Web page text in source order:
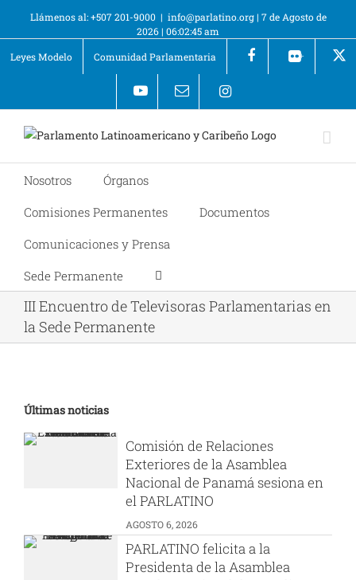
Llámenos al: +507 201-9000 | info@parlatino.org| 7 de Agosto de
2026| 06:02:45 am
Leyes Modelo
Comunidad Parlamentaria +
Nosotros
Órganos
Comisiones Permanentes
Documentos
Comunicaciones y Prensa
Sede Permanente
III Encuentro de Televisoras Parlamentarias en
la Sede Permanente
Últimas noticias
Comisión de Relaciones
Exteriores de la Asamblea
Nacional de Panamá sesiona en
el PARLATINO
AGOSTO 6, 2026
PARLATINO felicita a la
Presidenta de la Asamblea